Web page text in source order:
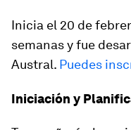
Inicia el 20 de
semanas y fue
Austral. Puedes
Iniciación y